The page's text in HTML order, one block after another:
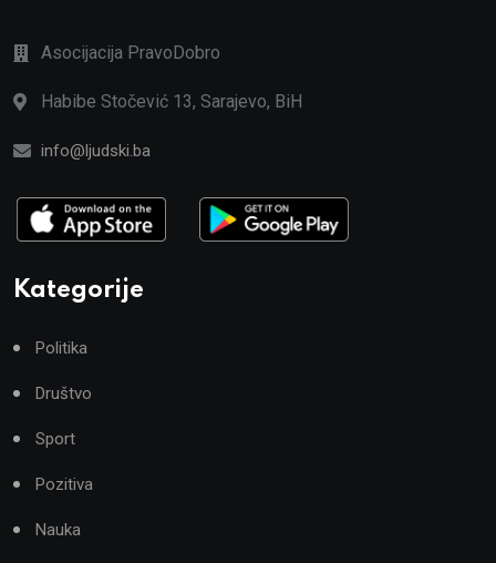
Asocijacija PravoDobro
Habibe Stočević 13, Sarajevo, BiH
info@ljudski.ba
Kategorije
Politika
Društvo
Sport
Pozitiva
Nauka